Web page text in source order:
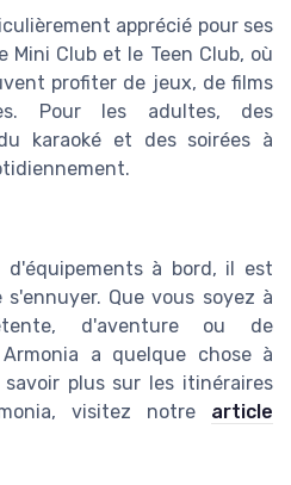
apprécié pour ses
Club et le Teen Club, où
profiter de jeux, de films
Pour les adultes, des
karaoké et des soirées à
à bord, il est
Que vous soyez à
d'aventure ou de
a quelque chose à
plus sur les itinéraires
visitez notre article